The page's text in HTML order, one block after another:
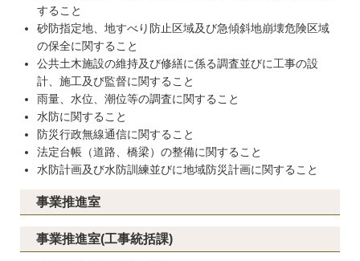
すること
砂防指定地、地すべり防止区域及び急傾斜地崩壊危険区域
の保全に関すること
公共土木施設の維持及び修繕に係る調査並びに工事の設
計、施工及び監督に関すること
雨量、水位、潮位等の調査に関すること
水防に関すること
防災行政無線通信に関すること
法定台帳（道路、橋梁）の整備に関すること
水防計画及び水防訓練並びに地域防災計画に関すること
事業推進室
事業推進室(工事統括課)